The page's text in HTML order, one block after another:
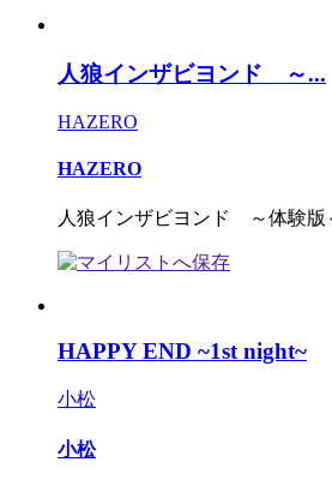
人狼インザビヨンド ～...
HAZERO
HAZERO
人狼インザビヨンド ～体験版
HAPPY END ~1st night~
小松
小松